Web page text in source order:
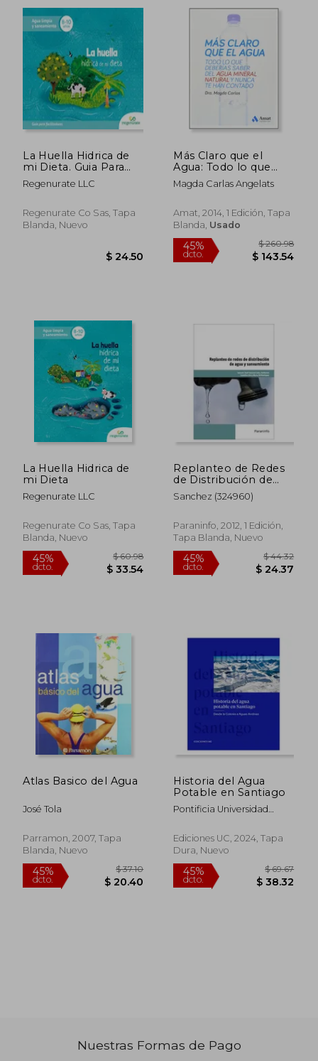
45% 45%
dcto. $
La Huella Hidrica de
mi Dieta. Guia Para
Facilitadores
Regenurate LLC
Regenurate Co Sas, Tapa
Blanda, Nuevo
Más Claro que el
Agua: Todo lo que
Deberías Saber del
Agua Mineral Natural
Contado
Magda Carlas Angelats
Amat, 2014, 1 Edición, Tapa
Blanda, Usado
45% $
La Huella Hidrica de
mi Dieta
Regenurate LLC
Regenurate Co Sas, Tapa
Blanda, Nuevo
Replanteo de Redes
de Distribución de
Aguas y
Saneamientos.
Profesionalidad.
Montaje y
Redes de Agua
Sanchez (324960)
Paraninfo, 2012, 1 Edición,
Tapa Blanda, Nuevo
Atlas Basico del Agua
José Tola
Parramon, 2007, Tapa
Blanda, Nuevo
Historia del Agua
Potable en Santiago
Pontificia Universidad
Ediciones UC, 2024, Tapa
Dura, Nuevo
Nuestras Formas de Pago